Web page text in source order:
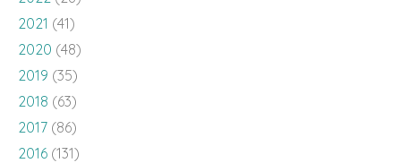
2021 (41)
2020 (48)
2019 (35)
2018 (63)
2017 (86)
2016 (131)